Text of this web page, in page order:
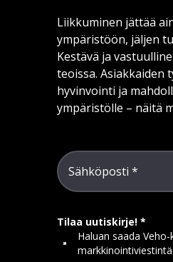
Liikkuminen jättää
ympäristöön, jäljen
Kestävä ja
teoissa. Asiakkaiden
hyvinvointi ja
ympäristölle – näitä
Sähköposti
Tilaa uutiskirje!
Haluan saada